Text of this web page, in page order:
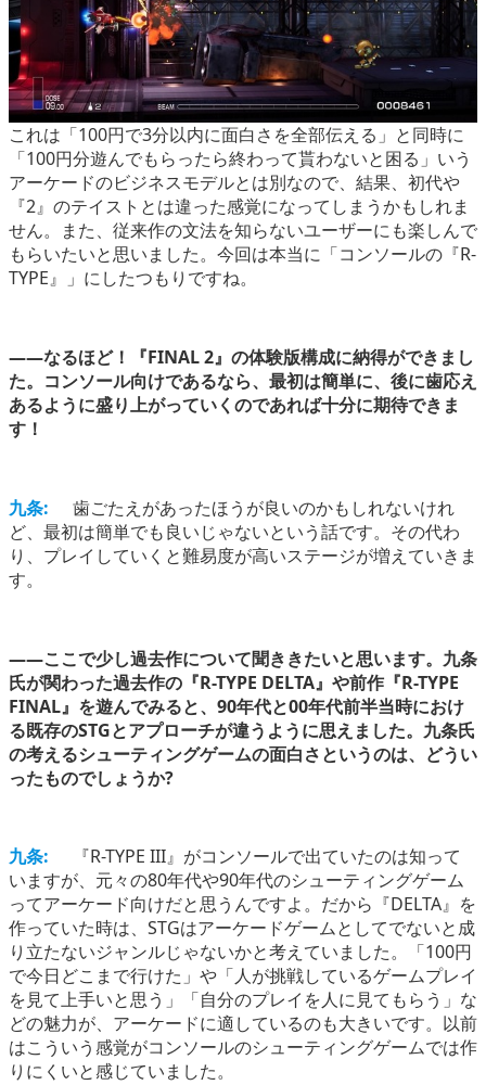
これは「100円で3分以内に面白さを全部伝える」と同時に
「100円分遊んでもらったら終わって貰わないと困る」いう
アーケードのビジネスモデルとは別なので、結果、初代や
『2』のテイストとは違った感覚になってしまうかもしれま
せん。また、従来作の文法を知らないユーザーにも楽しんで
もらいたいと思いました。今回は本当に「コンソールの『R-
TYPE』」にしたつもりですね。
――なるほど！『FINAL 2』の体験版構成に納得ができまし
た。コンソール向けであるなら、最初は簡単に、後に歯応え
あるように盛り上がっていくのであれば十分に期待できま
す！
九条:
歯ごたえがあったほうが良いのかもしれないけれ
ど、最初は簡単でも良いじゃないという話です。その代わ
り、プレイしていくと難易度が高いステージが増えていきま
す。
――ここで少し過去作について聞ききたいと思います。九条
氏が関わった過去作の『R-TYPE DELTA』や前作『R-TYPE
FINAL』を遊んでみると、90年代と00年代前半当時におけ
る既存のSTGとアプローチが違うように思えました。九条氏
の考えるシューティングゲームの面白さというのは、どうい
ったものでしょうか?
九条:
『R-TYPE III』がコンソールで出ていたのは知って
いますが、元々の80年代や90年代のシューティングゲーム
ってアーケード向けだと思うんですよ。だから『DELTA』を
作っていた時は、STGはアーケードゲームとしてでないと成
り立たないジャンルじゃないかと考えていました。「100円
で今日どこまで行けた」や「人が挑戦しているゲームプレイ
を見て上手いと思う」「自分のプレイを人に見てもらう」な
どの魅力が、アーケードに適しているのも大きいです。以前
はこういう感覚がコンソールのシューティングゲームでは作
りにくいと感じていました。